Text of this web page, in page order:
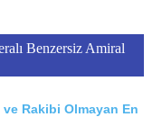
Benzersiz Amiral
Rakibi Olmayan En